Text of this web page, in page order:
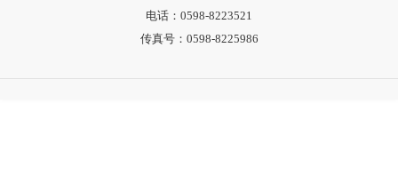
电话：0598-8223521
传真号：0598-8225986